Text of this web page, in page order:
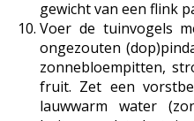
gewicht van een flink
Voer de tuinvogels
ongezouten
zonnebloempitten,
fruit. Zet een
lauwwarm water